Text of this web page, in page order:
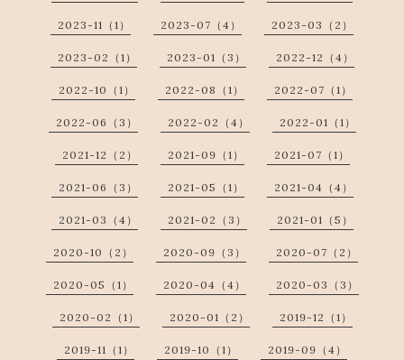
2023-11（1） 2023-07（4） 2023-03（2）
2023-02（1） 2023-01（3） 2022-12（4）
2022-10（1） 2022-08（1） 2022-07（1）
2022-06（3） 2022-02（4） 2022-01（1）
2021-12（2） 2021-09（1） 2021-07（1）
2021-06（3） 2021-05（1） 2021-04（4）
2021-03（4） 2021-02（3） 2021-01（5）
2020-10（2） 2020-09（3） 2020-07（2）
2020-05（1） 2020-04（4） 2020-03（3）
2020-02（1） 2020-01（2） 2019-12（1）
2019-11（1） 2019-10（1） 2019-09（4）